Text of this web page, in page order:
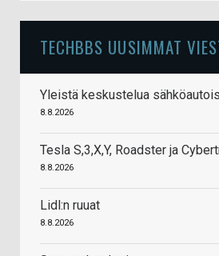
TECHBBS UUSIMMAT
Yleistä keskustelua
8.8.2026
Tesla S,3,X,Y, Roadster ja
8.8.2026
Lidl:n ruuat
8.8.2026